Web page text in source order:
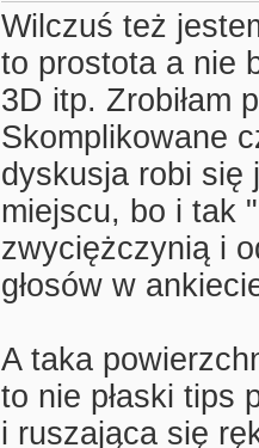
Wilczuś też
to prostota a nie
3D itp. Zrobiłam
Skomplikowane
dyskusja robi się
miejscu, bo i tak
zwyciężczynią i
głosów w
A taka
to nie płaski tips
i ruszająca się